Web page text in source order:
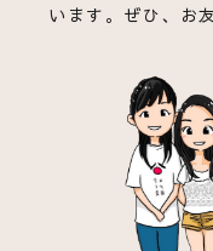
います。ぜひ、お